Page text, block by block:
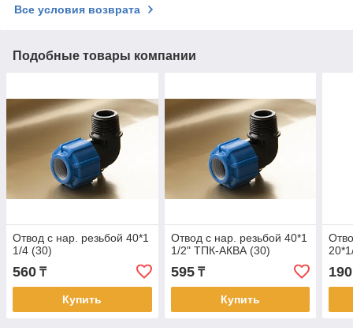
Все условия возврата
Подобные товары компании
Отвод с нар. резьбой 40*1
1/4 (30)
560 ₸
Купить
Отвод с нар. резьбой 40*1
1/2" ТПК-АКВА (30)
595₸
Купить
190